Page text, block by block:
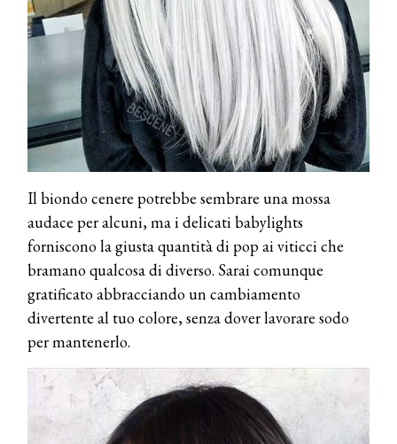
Il biondo cenere potrebbe sembrare una mossa
audace per alcuni, ma i delicati babylights
forniscono la giusta quantità di pop ai viticci che
bramano qualcosa di diverso. Sarai comunque
gratificato abbracciando un cambiamento
divertente al tuo colore, senza dover lavorare sodo
per mantenerlo.